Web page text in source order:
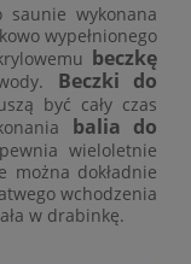
saunie wykonana
wypełnionego
beczkę
Beczki do
być cały czas
balia do
wieloletnie
można dokładnie
wchodzenia
w drabinkę.